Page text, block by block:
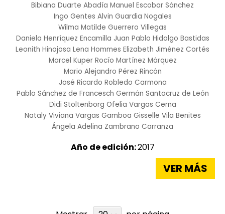
Bibiana Duarte Abadía Manuel Escobar Sánchez
Ingo Gentes Alvin Guardia Nogales
Wilma Matilde Guerrero Villegas
Daniela Henríquez Encamilla Juan Pablo Hidalgo Bastidas
Leonith Hinojosa Lena Hommes Elizabeth Jiménez Cortés
Marcel Kuper Rocío Martínez Márquez
Mario Alejandro Pérez Rincón
José Ricardo Robledo Carmona
Pablo Sánchez de Francesch Germán Santacruz de León
Didi Stoltenborg Ofelia Vargas Cerna
Nataly Viviana Vargas Gamboa Gisselle Vila Benites
Ángela Adelina Zambrano Carranza
Año de edición:2017
VER MÁS